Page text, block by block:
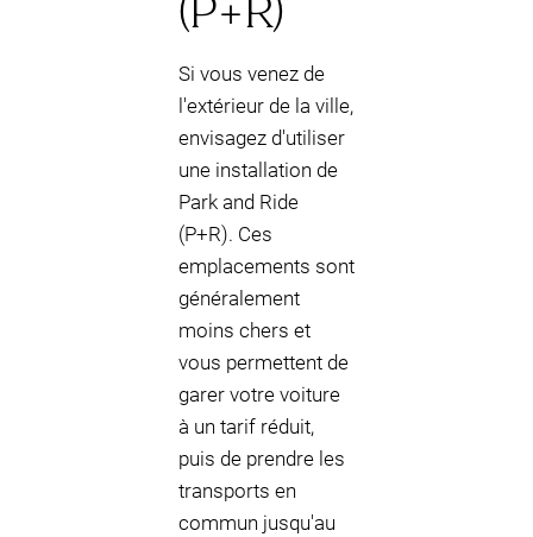
Si vous venez de
l'extérieur de la ville,
envisagez d'utiliser
une installation de
Park and Ride
(P+R). Ces
emplacements sont
généralement
moins chers et
vous permettent de
garer votre voiture
à un tarif réduit,
puis de prendre les
transports en
commun jusqu'au